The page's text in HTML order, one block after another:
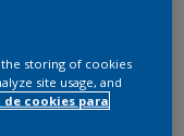
Cambiar de color
the storing of cookies
site usage, and
cookies para